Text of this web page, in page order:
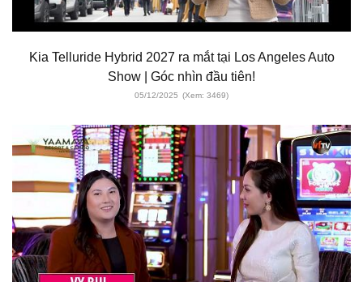
Kia Telluride Hybrid 2027 ra mắt tại Los Angeles Auto
Show | Góc nhìn đầu tiên!
05/12/2025 (Xem: 3469)